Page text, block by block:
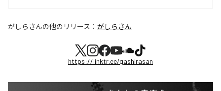
がしらさんの他のリリース： がしらさん
https://linktr.ee/gashirasan